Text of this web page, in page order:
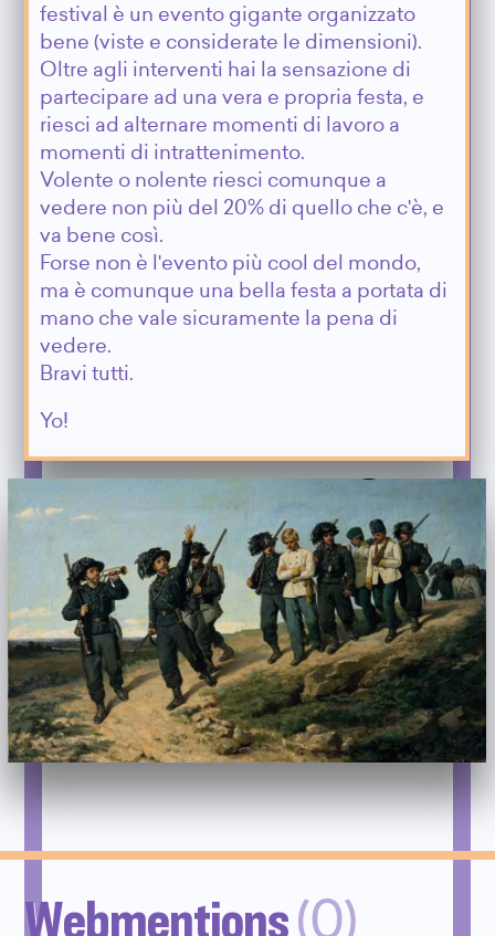
festival è un evento gigante organizzato
bene (viste e considerate le dimensioni).
Oltre agli interventi hai la sensazione di
partecipare ad una vera e propria festa, e
riesci ad alternare momenti di lavoro a
momenti di intrattenimento.
Volente o nolente riesci comunque a
vedere non più del 20% di quello che c'è, e
va bene così.
Forse non è l'evento più cool del mondo,
ma è comunque una bella festa a portata di
mano che vale sicuramente la pena di
vedere.
Bravi tutti.
Yo!
Webmentions